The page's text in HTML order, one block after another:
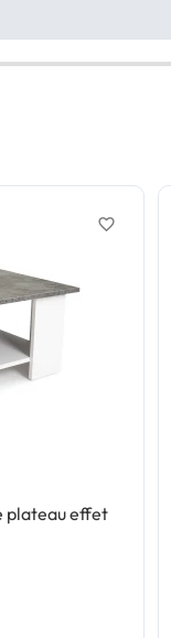
plateau effet
favorite_border